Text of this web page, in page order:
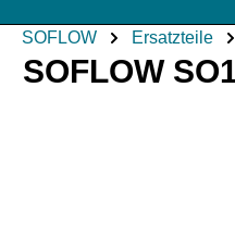
SOFLOW Ersatzteile
SOFLOW